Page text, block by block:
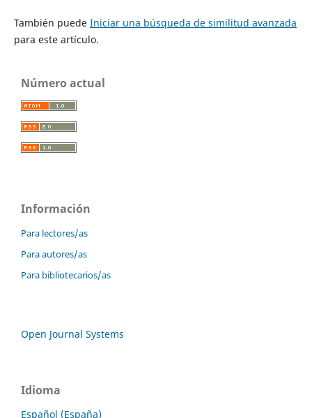
También puede Iniciar una búsqueda de similitud avanzada
para este artículo.
Número actual
Información
Para lectores/as
Para autores/as
Para bibliotecarios/as
Open Journal Systems
Idioma
Español (España)